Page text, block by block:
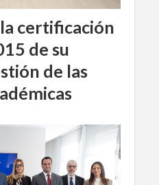
certificación
de su
de las